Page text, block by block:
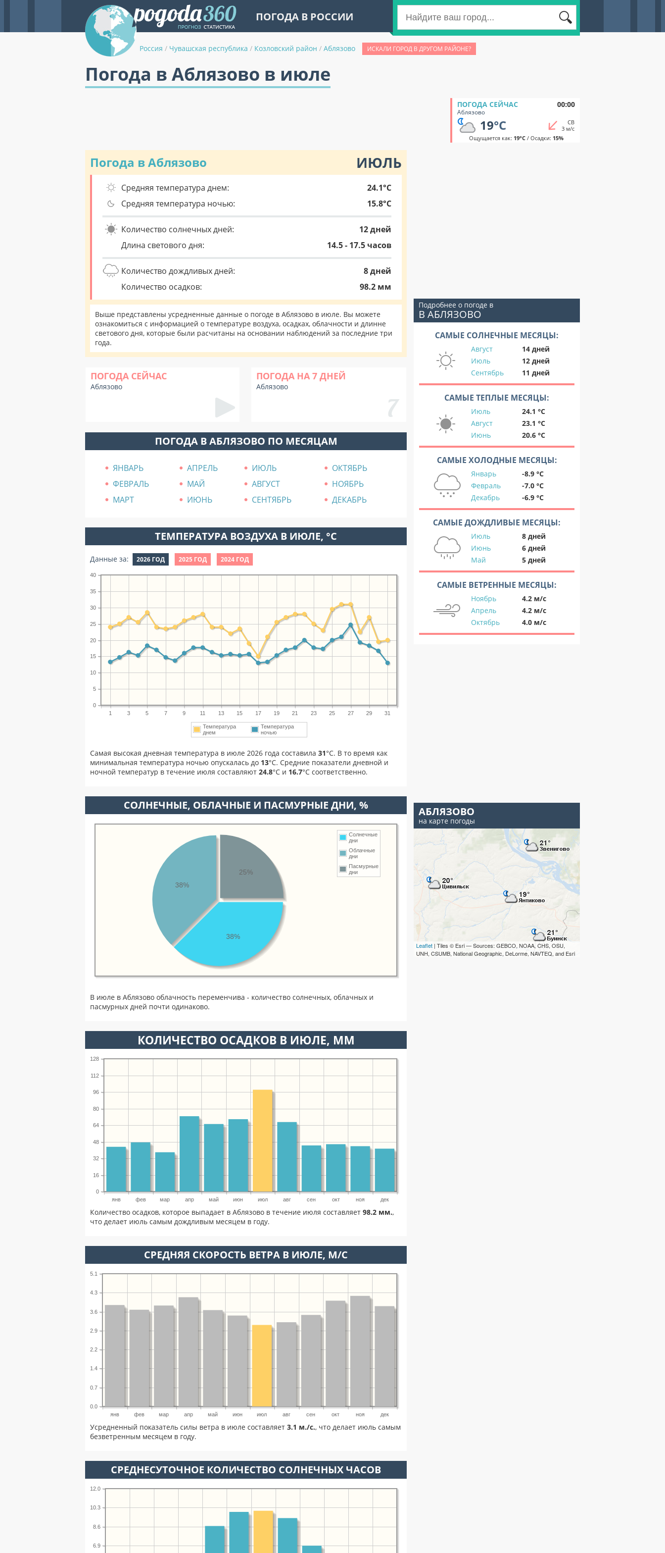
ПОГОДА В РОССИИ
Россия / Чувашская республика / Козловский район / Аблязово ИСКАЛИ ГОРОД В ДРУГОМ РАЙОНЕ?
Погода в Аблязово в июле
ПОГОДА СЕЙЧАС 00:00
Аблязово
19°C
СВ
3 м/с
Ощущается как: 19°C/ Осадки: 15%
Погода в Аблязово ИЮЛЬ
Средняя температура днем:
24.1°C
Средняя температура ночью:
15.8°C
Количество солнечных дней:
12 дней
Длина светового дня:
14.5 - 17.5 часов
Количество дождливых дней:
8 дней
Количество осадков:
98.2 мм
Выше представлены усредненные данные о погоде в Аблязово в июле. Вы можете
ознакомиться с информацией о температуре воздуха, осадках, облачности и длинне
светового дня, которые были расчитаны на основании наблюдений за последние три
года.
ПОГОДА СЕЙЧАС
Аблязово
ПОГОДА НА 7 ДНЕЙ
Аблязово
ПОГОДА В АБЛЯЗОВО ПО МЕСЯЦАМ
ЯНВАРЬ АПРЕЛЬ ИЮЛЬ
ОКТЯБРЬ
ФЕВРАЛЬ
МАЙ АВГУСТ
НОЯБРЬ
МАРТ
ИЮНЬ СЕНТЯБРЬ ДЕКАБРЬ
ТЕМПЕРАТУРА ВОЗДУХА В ИЮЛЕ, °C
Данные за: 2026 ГОД 2025 ГОД 2024 ГОД
1 3 5 7 9 11 13 15 17 19 21 23 25 27 29 31
0
5
10
15
20
25
30
35
40
Температура
днем
Температура
ночью
Самая высокая дневная температура в июле 2026 года составила 31°С. В то время как
минимальная температура ночью опускалась до 13°C. Средние показатели дневной и
ночной температур в течение июля составляют 24.8°С и 16.7°С соответственно.
CОЛНЕЧНЫЕ, ОБЛАЧНЫЕ И ПАСМУРНЫЕ ДНИ, %
Солнечные
дни
Облачные
дни
Пасмурные
дни
38%
38%
25%
В июле в Аблязово облачность переменчива - количество солнечных, облачных и
пасмурных дней почти одинаково.
КОЛИЧЕСТВО ОСАДКОВ В ИЮЛЕ, ММ
янв фев мар апр май июн июл авг сен окт ноя дек
0
16
32
48
64
80
96
112
128
Количество осадков, которое выпадает в Аблязово в течение июля составляет 98.2 мм.,
что делает июль самым дождливым месяцем в году.
СРЕДНЯЯ СКОРОСТЬ ВЕТРА В ИЮЛЕ, М/С
янв фев мар апр май июн июл авг сен окт ноя дек
0.0
0.7
1.4
2.2
2.9
3.6
4.3
5.1
Усредненный показатель силы ветра в июле составляет 3.1 м./с., что делает июль самым
безветренным месяцем в году.
СРЕДНЕСУТОЧНОЕ КОЛИЧЕСТВО СОЛНЕЧНЫХ ЧАСОВ
6.9
8.6
10.3
12.0
Подробнее о погоде в
В АБЛЯЗОВО
САМЫЕ СОЛНЕЧНЫЕ МЕСЯЦЫ:
Август
14 дней
Июль
12 дней
Сентябрь
11 дней
САМЫЕ ТЕПЛЫЕ МЕСЯЦЫ:
Июль
24.1 °C
Август
23.1 °C
Июнь
20.6 °C
САМЫЕ ХОЛОДНЫЕ МЕСЯЦЫ:
Январь
-8.9 °C
Февраль
-7.0 °C
Декабрь
-6.9 °C
САМЫЕ ДОЖДЛИВЫЕ МЕСЯЦЫ:
Июль
8 дней
Июнь
6 дней
Май
5 дней
САМЫЕ ВЕТРЕННЫЕ МЕСЯЦЫ:
Ноябрь
4.2 м/с
Апрель
4.2 м/с
Октябрь
4.0 м/с
АБЛЯЗОВО
на карте погоды
Leaflet | Tiles © Esri — Sources: GEBCO, NOAA, CHS, OSU,
UNH, CSUMB, National Geographic, DeLorme, NAVTEQ, and Esri